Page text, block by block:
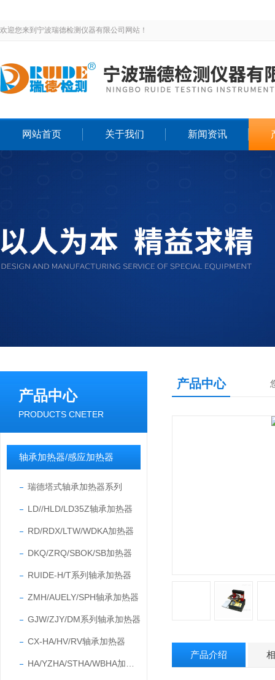
欢迎您来到宁波瑞德检测仪器有限公司网站！
网站首页 关于我们 新闻资讯
产品中心
PRODUCTS CNETER
轴承加热器/感应加热器
瑞德塔式轴承加热器系列
LD//HLD/LD35Z轴承加热器
RD/RDX/LTW/WDKA加热器
DKQ/ZRQ/SBOK/SB加热器
RUIDE-H/T系列轴承加热器
ZMH/AUELY/SPH轴承加热器
GJW/ZJY/DM系列轴承加热器
CX-HA/HV/RV轴承加热器
产品中心
产品介绍